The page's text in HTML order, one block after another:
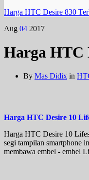
Harga HTC Desire 830
Aug 04 2017
Harga HTC
By Mas Didix in
Harga HTC Desire 10
Harga HTC Desire 10
segi tampilan smartphone
membawa embel - embel